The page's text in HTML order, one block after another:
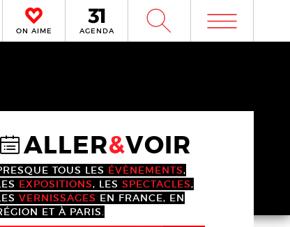
ON AIME AGENDA W m
@ALLER&VOIR
TOUS LES ÉVÈNEMENTS,
EXPOSITIONS, LES SPECTACLES,
VERNISSAGES EN FRANCE, EN
ET À PARIS.